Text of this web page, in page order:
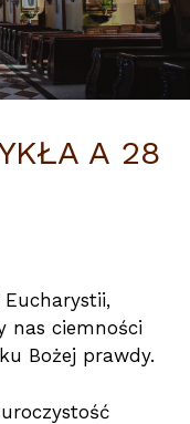
A 28
nas ciemności
Bożej prawdy.